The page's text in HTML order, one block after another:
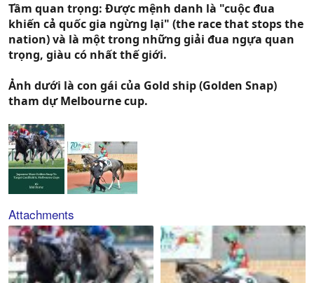
Tầm quan trọng: Được mệnh danh là "cuộc đua
khiến cả quốc gia ngừng lại" (the race that stops the
nation) và là một trong những giải đua ngựa quan
trọng, giàu có nhất thế giới.
Ảnh dưới là con gái của Gold ship (Golden Snap)
tham dự Melbourne cup.
Attachments